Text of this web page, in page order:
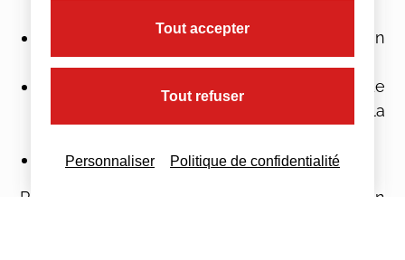
Le calcul de l’excédent brut d’exploitation
coûts fixes sur la période éligible
La balance générale 2021 pour la période
éligible et la balance générale 2019 pour la
Les coordonnées bancaires de l’entreprise.
Pour accélérer le traitement des dossiers, un
Tout accepter
Tout refuser
Personnaliser Politique de confidentialité